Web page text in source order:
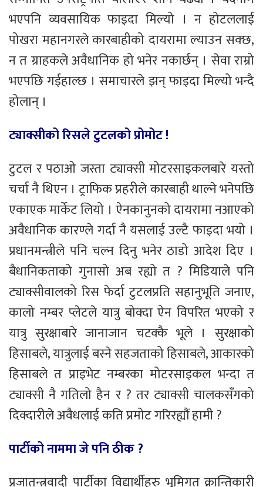
भएपनि व्यवसायिक फाइदा मिल्यो । न होटललाई
पोखरा महानगरले कारबाहीको दायरामा ल्याउन सक्छ,
न त ग्राहकले अवैधानिक हो भनेर नकार्छन् । सेवा राम्रो
भएपछि गईहाल्छ । समाचारले झन् फाइदा मिल्यो भन्दै
होलान् ।
ट्याक्सीको रिसले टुटलको प्रोमोट !
टुटल र पठाओ जस्ता ट्याक्सी मोटरसाइकलबारे यस्तो
चर्चा नै थिएन । ट्राफिक प्रहरीले कारबाही थाल्ने भनेपछि
एकाएक मार्केट लियो । ऐनकानुनको दायरामा नआएको
अवैधानिक कारण्ले गर्दा नै यसलाई उल्टै फाइदा भयो ।
प्रधानमन्त्रीले पनि चल्न दिनु भनेर ठाडो आदेश दिए ।
बैधानिकताको गुनासो अब रह्यो त ? मिडियाले पनि
ट्याक्सीवालको रिस फेर्दा टुटलप्रति सहानुभूति जनाए,
कालो नम्बर प्लेटले यात्रु बोक्दा ऐन विपरित भएको र
यात्रु सुरक्षाबारे जानाजान चटक्कै भूले । सुरक्षाको
हिसाबले, यात्रुलाई बस्ने सहजताको हिसाबले, आकारको
हिसाबले त प्राइभेट नम्बरका मोटरसाइकल भन्दा त
ट्याक्सी नै गतिलो हैन र ? तर ट्याक्सी चालकसँगको
दिक्दारीले अवैधलाई कति प्रमोट गरिरह्यौं हामी ?
पार्टीको नाममा जे पनि ठीक ?
प्रजातन्त्रवादी पार्टीका विद्यार्थीहरु भूमिगत क्रान्तिकारी